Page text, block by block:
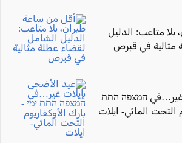
متاعب: الدليل
مثالية في قبرص
عيد الأضحى بإيلات غير…في המצפה התת